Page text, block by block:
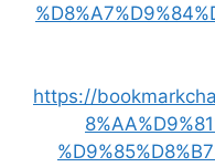
https://